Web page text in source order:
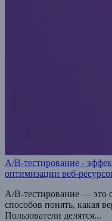
A/B-тестирование -
оптимизации веб-
A/B-тестирование — это
способов понять, какая
Пользователи делятся...